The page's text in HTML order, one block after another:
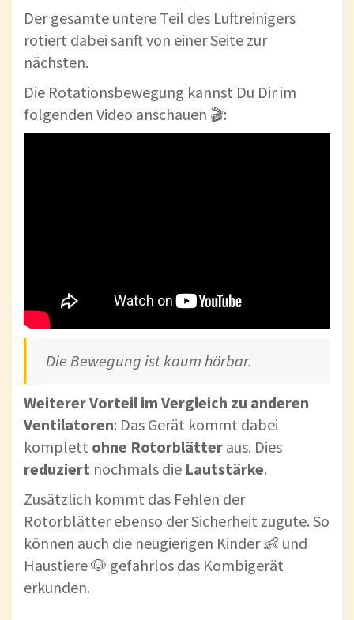
Der gesamte untere Teil des Luftreinigers
rotiert dabei sanft von einer Seite zur
nächsten.
Die Rotationsbewegung kannst Du Dir im
folgenden Video anschauen 🎬:
Die Bewegung ist kaum hörbar.
Weiterer Vorteil im Vergleich zu anderen
Ventilatoren: Das Gerät kommt dabei
komplett ohne Rotorblätter aus. Dies
reduziert nochmals die Lautstärke.
Zusätzlich kommt das Fehlen der
Rotorblätter ebenso der Sicherheit zugute. So
können auch die neugierigen Kinder 👶 und
Haustiere 🐶 gefahrlos das Kombigerät
erkunden.